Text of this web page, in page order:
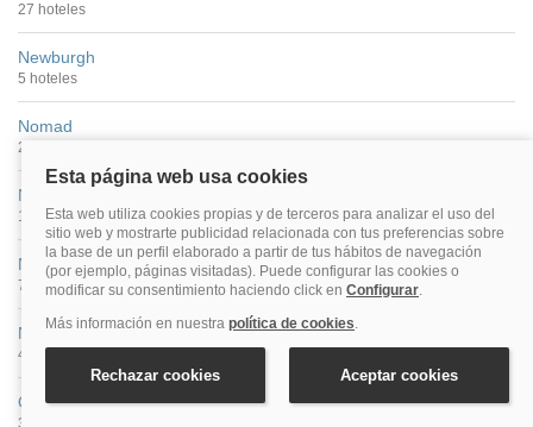
27 hoteles
Newburgh
5 hoteles
Nomad
21 hoteles
North Bergen
11 hoteles
Nueva York
787 hoteles
Nueva York Centro
440 hoteles
Olean
3 hoteles